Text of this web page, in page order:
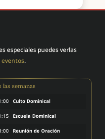
especiales puedes verlas
eventos.
las semanas
Culto Dominical
Escuela Dominical
Reunión de Oración